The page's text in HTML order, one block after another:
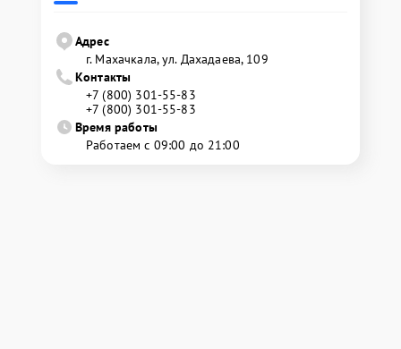
Адрес
г. Махачкала, ул. Дахадаева, 109
Контакты
+7 (800) 301-55-83
+7 (800) 301-55-83
Время работы
Работаем с 09:00 до 21:00